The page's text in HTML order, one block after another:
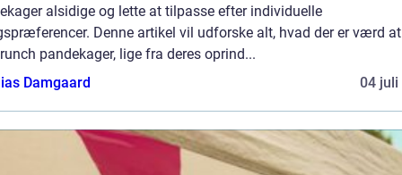
alsidige og lette at tilpasse efter individuelle
Denne artikel vil udforske alt, hvad der er værd
pandekager, lige fra deres oprind...
Damgaard
04 juli